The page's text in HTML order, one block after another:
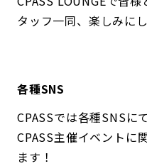
タッフ一同、楽しみに
各種SNS
CPASSでは各種SNSに
CPASS主催イベントに
ます！